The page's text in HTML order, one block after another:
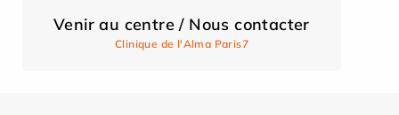
Venir au centre / Nous contacter
Clinique de l'Alma Paris7